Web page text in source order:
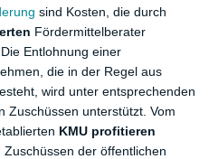
sind Kosten, die durch
Fördermittelberater
. Die Entlohnung einer
die in der Regel aus
wird unter entsprechenden
Zuschüssen unterstützt. Vom
KMU profitieren
der öffentlichen